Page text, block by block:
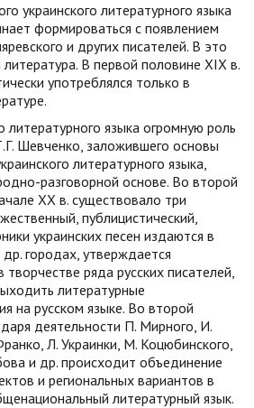
украинского литературного языка
формироваться с появлением
и других писателей. В это
В первой половине XIX в.
употреблялся только в
литературного языка огромную роль
Шевченко, заложившего основы
литературного языка,
разговорной основе. Во второй
XX в. существовало три
публицистический,
украинских песен издаются в
городах, утверждается
творчестве ряда русских писателей,
литературные
на русском языке. Во второй
деятельности П. Мирного, И.
Л. Украинки, М. Коцюбинского,
и др. происходит объединение
и региональных вариантов в
литературный язык.